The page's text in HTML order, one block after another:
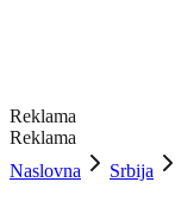
Reklama
Reklama
Naslovna
Srbija